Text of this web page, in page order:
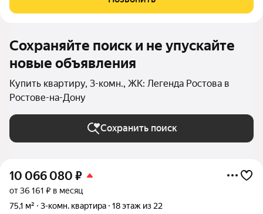
которой есть место и для
Сохраняйте поиск и не упускайте
новые объявления
Купить квартиру, 3-комн., ЖК: Легенда Ростова в
Ростове-на-Дону
Сохранить поиск
10 066 080 ₽
от 36 161 ₽ в месяц
75,1 м²
3-комн. квартира 18 этаж из 22